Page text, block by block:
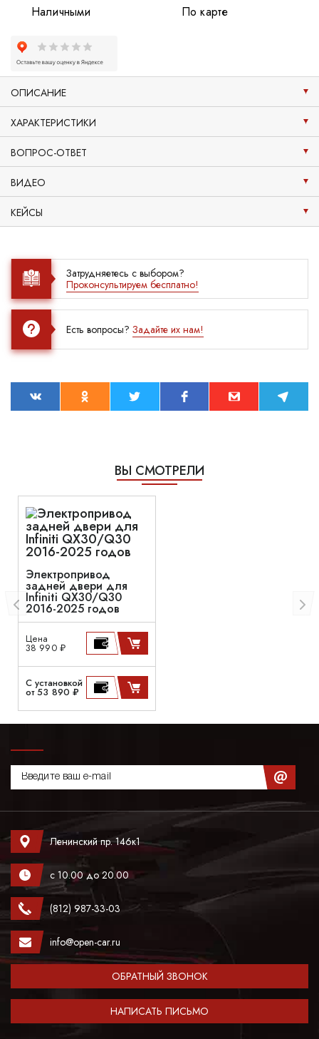
Наличными По карте
ОПИСАНИЕ
ХАРАКТЕРИСТИКИ
ВОПРОС-ОТВЕТ
ВИДЕО
КЕЙСЫ
Затрудняетесь с выбором?
Проконсультируем бесплатно!
Есть вопросы? Задайте их нам!
ВЫ СМОТРЕЛИ
Электропривод
задней двери для
Infiniti QX30/Q30
2016-2025 годов
Цена
38 990 ₽
С установкой
от 53 890 ₽
Ленинский пр. 146к1
с 10.00 до 20.00
(812) 987-33-03
info@open-car.ru
ОБРАТНЫЙ ЗВОНОК
НАПИСАТЬ ПИСЬМО